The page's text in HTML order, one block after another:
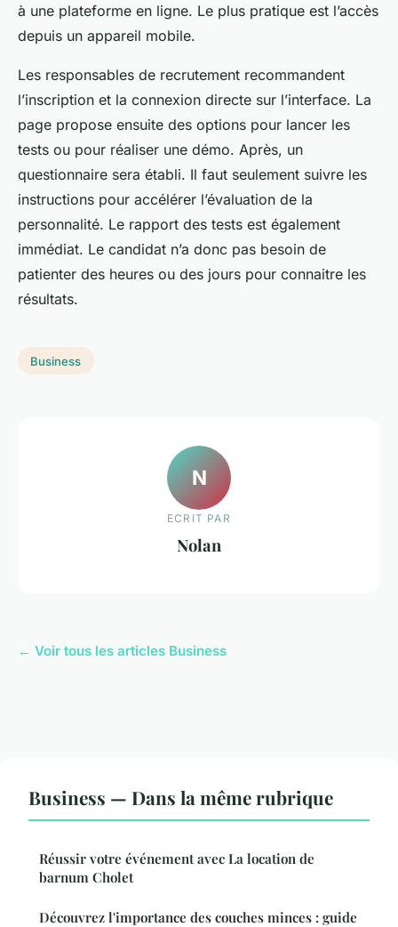
à une plateforme en ligne. Le plus pratique est l’accès
depuis un appareil mobile.
Les responsables de recrutement recommandent
l’inscription et la connexion directe sur l’interface. La
page propose ensuite des options pour lancer les
tests ou pour réaliser une démo. Après, un
questionnaire sera établi. Il faut seulement suivre les
instructions pour accélérer l’évaluation de la
personnalité. Le rapport des tests est également
immédiat. Le candidat n’a donc pas besoin de
patienter des heures ou des jours pour connaitre les
résultats.
Business
N
ECRIT PAR
Nolan
← Voir tous les articles Business
Business — Dans la même rubrique
Réussir votre événement avec La location de
barnum Cholet
Découvrez l'importance des couches minces : guide